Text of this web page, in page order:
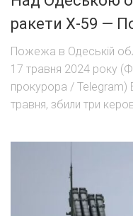
ракети Х-59 —
Пожежа в Одеській
17 травня 2024 року
прокурора / Telegram)
травня, збили три